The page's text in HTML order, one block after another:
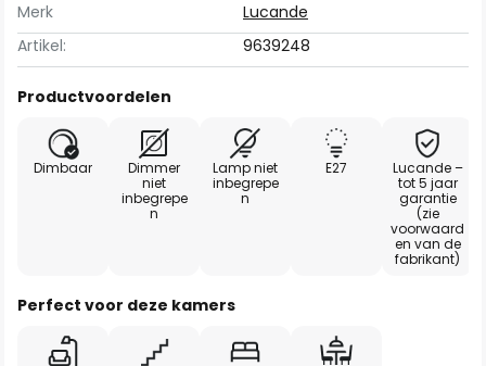
Merk
Lucande
Artikel:
9639248
Productvoordelen
Dimbaar
Dimmer
niet
inbegrepe
n
Lamp niet
inbegrepe
n
E27
Lucande –
tot 5 jaar
garantie
(zie
voorwaard
en van de
fabrikant)
Perfect voor deze kamers